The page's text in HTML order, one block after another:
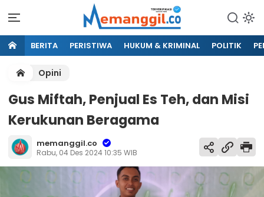
BERITA PERISTIWA HUKUM & KRIMINAL POLITIK
Opini
Gus Miftah, Penjual Es Teh, dan Misi
Kerukunan Beragama
memanggil.co
Rabu, 04 Des 2024 10:35 WIB